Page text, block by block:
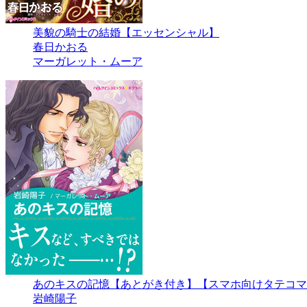
美貌の騎士の結婚【エッセンシャル】
春日かおる
マーガレット・ムーア
あのキスの記憶【あとがき付き】【スマホ向けタテコ
岩崎陽子